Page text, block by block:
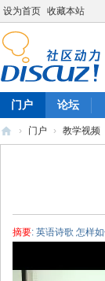
设为首页 收藏本站
门户 论坛
› 门户 › 教学视频
摘要: 英语诗歌 怎样